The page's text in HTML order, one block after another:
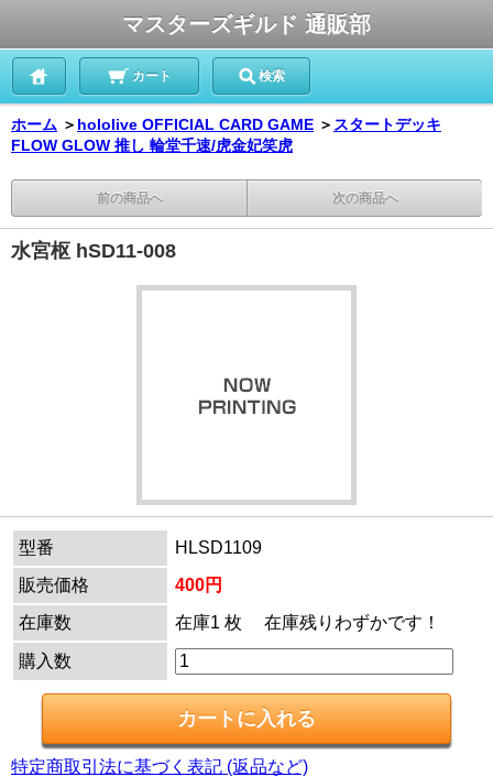
マスターズギルド 通販部
カート 検索
ホーム ＞ hololive OFFICIAL CARD GAME ＞ スタートデッキ
FLOW GLOW 推し 輪堂千速/虎金妃笑虎
前の商品へ 次の商品へ
水宮枢 hSD11-008
型番
HLSD1109
販売価格
400円
在庫数
在庫1 枚 在庫残りわずかです！
購入数
特定商取引法に基づく表記 (返品など)